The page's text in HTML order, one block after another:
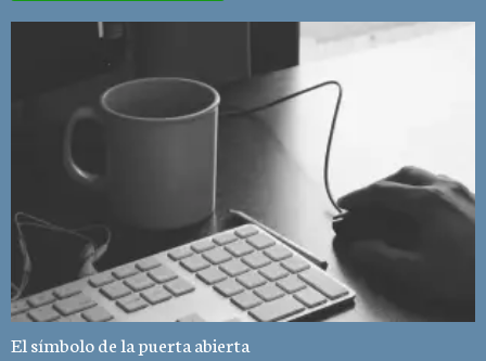
El símbolo de la puerta abierta